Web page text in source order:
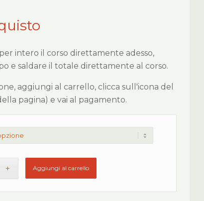
intero il corso direttamente adesso,
e saldare il totale direttamente al corso.
aggiungi al carrello, clicca sull'icona del
pagina) e vai al pagamento.
Aggiungi al carrello